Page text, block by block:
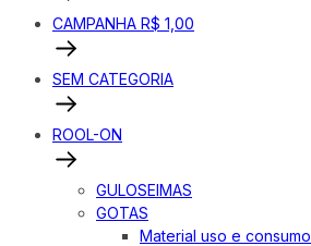
CAMPANHA R$ 1,00
SEM CATEGORIA
ROOL-ON
GULOSEIMAS
GOTAS
Material uso e consumo